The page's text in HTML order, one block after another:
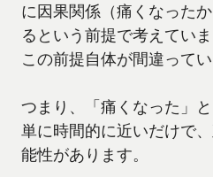
に因果関係（痛くなった
るという前提で考えてい
この前提自体が間違って
つまり、「痛くなった」
単に時間的に近いだけで
能性があります。